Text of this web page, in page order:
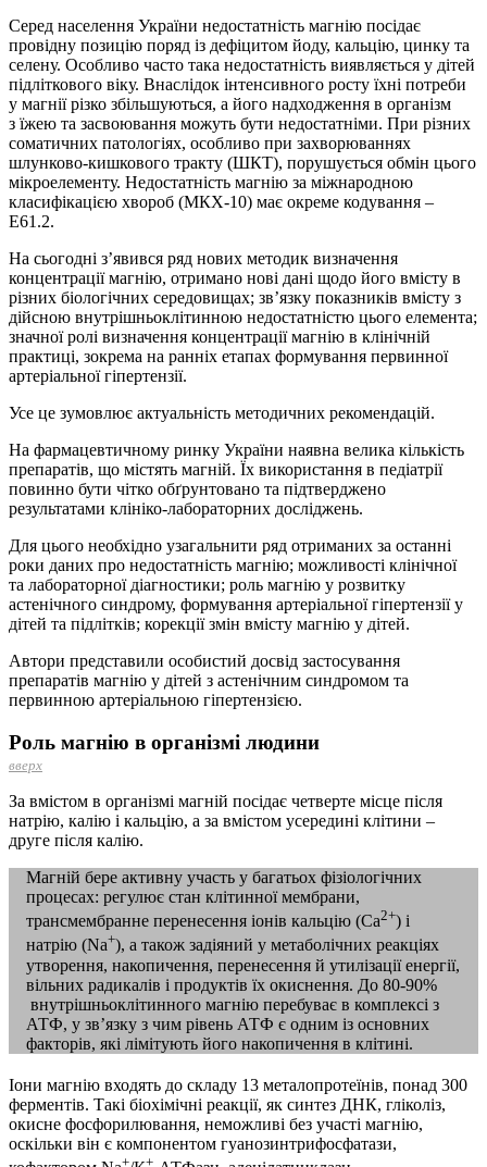
Серед населення України недостатність магнію посідає
провідну позицію поряд із дефіцитом йоду, кальцію, цинку та
селену. Особливо часто така недостатність виявляється у дітей
підліткового віку. Внаслідок інтенсивного росту їхні потреби
у магнії різко збільшуються, а його надходження в організм
з їжею та засвоювання можуть бути недостатніми. При різних
соматичних патологіях, особливо при захворюваннях
шлунково-кишкового тракту (ШКТ), порушується обмін цього
мікроелементу. Недостатність магнію за міжнародною
класифікацією хвороб (МКХ-10) має окреме кодування –
Е61.2.
На сьогодні з’явився ряд нових методик визначення
концентрації магнію, отримано нові дані щодо його вмісту в
різних біологічних середовищах; зв’язку показників вмісту з
дійсною внутрішньоклітинною недостатністю цього елемента;
значної ролі визначення концентрації магнію в клінічній
практиці, зокрема на ранніх етапах формування первинної
артеріальної гіпертензії.
Усе це зумовлює актуальність методичних рекомендацій.
На фармацевтичному ринку України наявна велика кількість
препаратів, що містять магній. Їх використання в педіатрії
повинно бути чітко обґрунтовано та підтверджено
результатами клініко-лабораторних досліджень.
Для цього необхідно узагальнити ряд отриманих за останні
роки даних про недостатність магнію; можливості клінічної
та лабораторної діагностики; роль магнію у розвитку
астенічного синдрому, формування артеріальної гіпертензії у
дітей та підлітків; корекції змін вмісту магнію у дітей.
Автори представили особистий досвід застосування
препаратів магнію у дітей з астенічним синдромом та
первинною артеріальною гіпертензією.
Роль магнію в організмі людини
вверх
За вмістом в організмі магній посідає четверте місце після
натрію, калію і кальцію, а за вмістом усередині клітини –
друге після калію.
Магній бере активну участь у багатьох фізіологічних
процесах: регулює стан клітинної мембрани,
трансмембранне перенесення іонів кальцію (Са2+) і
натрію (Na+), а також задіяний у метаболічних реакціях
утворення, накопичення, перенесення й утилізації енергії,
вільних радикалів і продуктів їх окиснення. До 80-90%
внутрішньо­клітинного магнію перебуває в комплексі з
АТФ, у зв’язку з чим рівень АТФ є одним із основних
факторів, які лімітують його накопичення в клітині.
Іони магнію входять до складу 13 металопротеїнів, понад 300
ферментів. Такі біохімічні реакції, як синтез ДНК, гліколіз,
окисне фосфорилювання, неможливі без участі магнію,
оскільки він є компонентом гуанозинтрифосфатази,
+ +